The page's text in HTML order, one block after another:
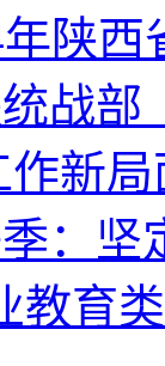
年陕
战部
新局
：坚
教育